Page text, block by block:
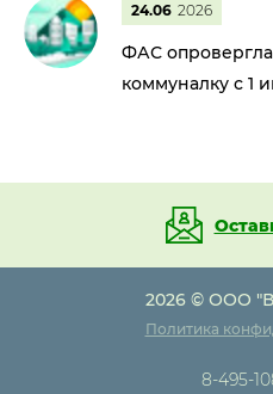
24.06 2026
ФАС
коммуналку с 1
2026 © ООО
Политика
8-495-